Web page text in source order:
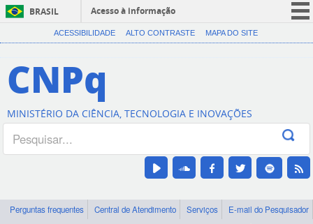
BRASIL
Acesso à informação
CORONAVÍRUS (COVID-19)
Canais
ACESSIBILIDADE ALTO CONTRASTE MAPA DO SITE
CNPq
MINISTÉRIO DA CIÊNCIA, TECNOLOGIA E INOVAÇÕES
Perguntas frequentes Central de Atendimento Serviços
E-mail do Pesquisador